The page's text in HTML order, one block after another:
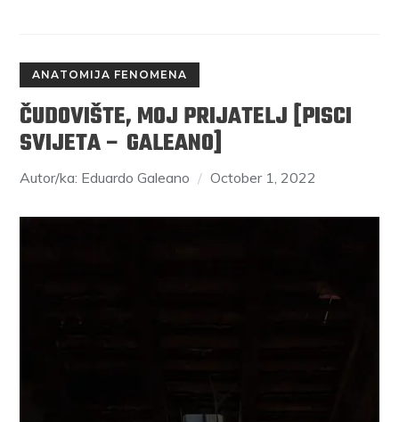
ANATOMIJA FENOMENA
ČUDOVIŠTE, MOJ PRIJATELJ [PISCI
SVIJETA – GALEANO]
Autor/ka: Eduardo Galeano October 1, 2022